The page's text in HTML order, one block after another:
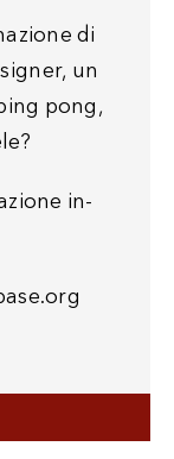
di
un
pong,
in-